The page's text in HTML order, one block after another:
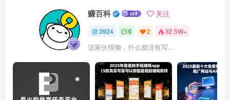
赚百科 关注
3924 0 2 32.5W+
这家伙很懒，什么都没有写...